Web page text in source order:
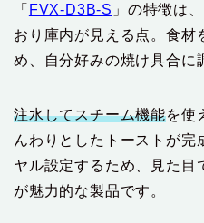
「 FVX-D3B-S 」の特徴は
おり庫内が見える点。食材
め、自分好みの焼け具合に
注水してスチーム機能を使
んわりとしたトーストが完
ヤル設定するため、見た目
が魅力的な製品です。